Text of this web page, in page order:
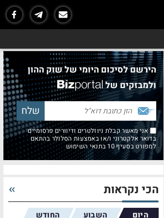
הירשם לסיכום היומי של שוק ההון
ולמבזקים של
אני מאשר קבלת ניוזלטרים ודיוורים פרסומיים
בדואר אלקטרוני ו/או באמצעות הסלולר בהתאם
למפורט בסעיף 10 בתנאי השימוש
הכי נקראות
היום השבוע החודש